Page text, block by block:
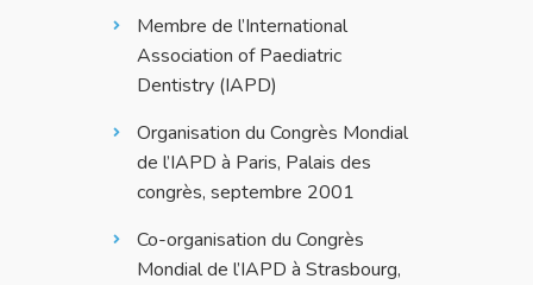
Membre de l’International
Association of Paediatric
Dentistry (IAPD)
Organisation du Congrès Mondial
de l’IAPD à Paris, Palais des
congrès, septembre 2001
Co-organisation du Congrès
Mondial de l’IAPD à Strasbourg,